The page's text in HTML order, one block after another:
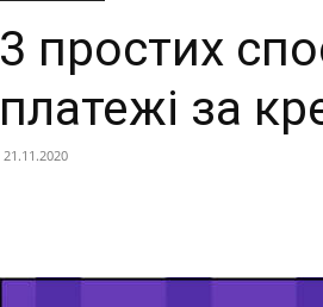
3 простих
платежі за
21.11.2020